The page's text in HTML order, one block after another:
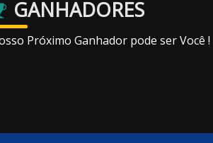
GANHADORES
Próximo Ganhador pode ser Você !